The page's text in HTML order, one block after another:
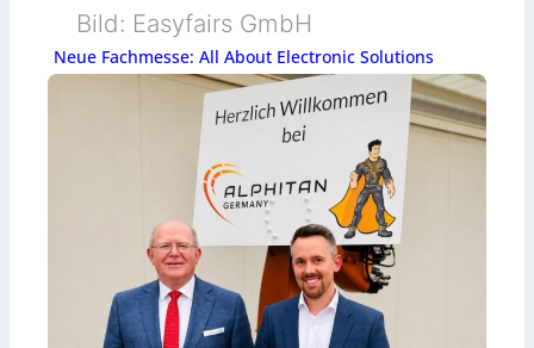
Bild: Easyfairs GmbH
Neue Fachmesse: All About Electronic Solutions